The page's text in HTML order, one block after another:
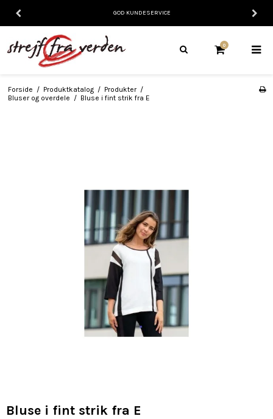
GOD KUNDESERVICE
0
Forside / Produktkatalog / Produkter /
Bluser og overdele / Bluse i fint strik fra E
Bluse i fint strik fra E